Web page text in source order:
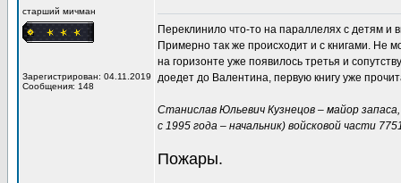
старший мичман
Зарегистрирован: 04.11.2019
Сообщения: 148
Переклинило что-то на параллелях с детям
Примерно так же происходит и с книгами. Не
на горизонте уже появилось третья и
доедет до Валентина, первую книгу уже
Станислав Юльевич Кузнецов – майор
с 1995 года – начальник) войсковой части
Пожары.